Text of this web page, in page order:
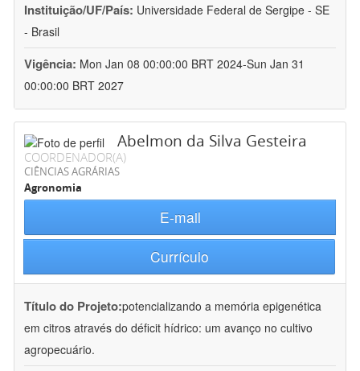
Instituição/UF/País: Universidade Federal de Sergipe - SE
- Brasil
Vigência: Mon Jan 08 00:00:00 BRT 2024-Sun Jan 31
00:00:00 BRT 2027
Abelmon da Silva Gesteira
COORDENADOR(A)
CIÊNCIAS AGRÁRIAS
Agronomia
E-mail
Currículo
Título do Projeto:potencializando a memória epigenética
em citros através do déficit hídrico: um avanço no cultivo
agropecuário.